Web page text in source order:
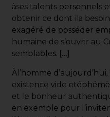
àses talents personnels
obtenir ce dont ila
exagéré de posséder
humaine de s’ouvrir au
semblables. […]
Àl’homme
existence vide
et le bonheur
en exemple pour